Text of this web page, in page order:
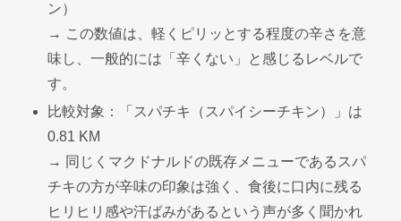
ン）
→ この数値は、軽くピリッとする程度の辛さを意
味し、一般的には「辛くない」と感じるレベルで
す。
比較対象：「スパチキ（スパイシーチキン）」は
0.81 KM
→ 同じくマクドナルドの既存メニューであるスパ
チキの方が辛味の印象は強く、食後に口内に残る
ヒリヒリ感や汗ばみがあるという声が多く聞かれ